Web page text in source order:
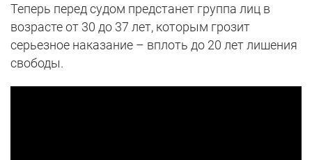
Теперь перед судом предстанет группа лиц в
возрасте от 30 до 37 лет, которым грозит
серьезное наказание – вплоть до 20 лет лишения
свободы.